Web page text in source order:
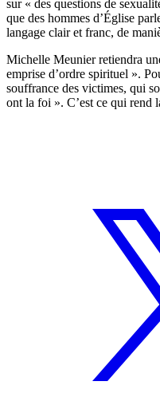
sur « des questions de
que des hommes d’Église
langage clair et franc, de
Michelle Meunier retiendra
emprise d’ordre spirituel ».
souffrance des victimes, qui
ont la foi ». C’est ce qui rend